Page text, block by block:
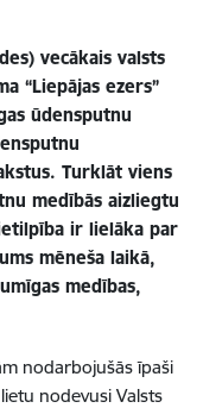
vecākais valsts
“Liepājas ezers”
ūdensputnu
Turklāt viens
medībās aizliegtu
ir lielāka par
mēneša laikā,
medības,
nodarbojušās īpaši
nodevusi Valsts